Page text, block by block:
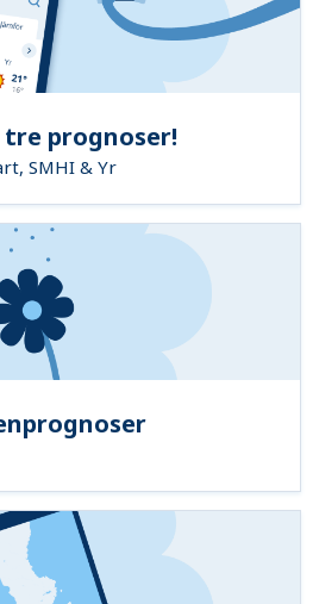
tre prognoser!
SMHI & Yr